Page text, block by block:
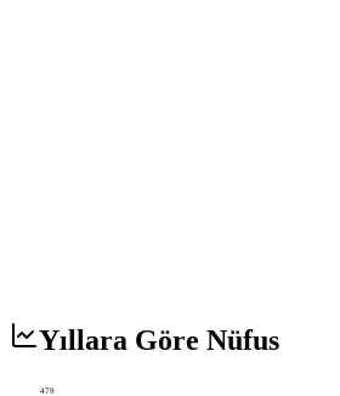
Yıllara Göre Nüfus
479